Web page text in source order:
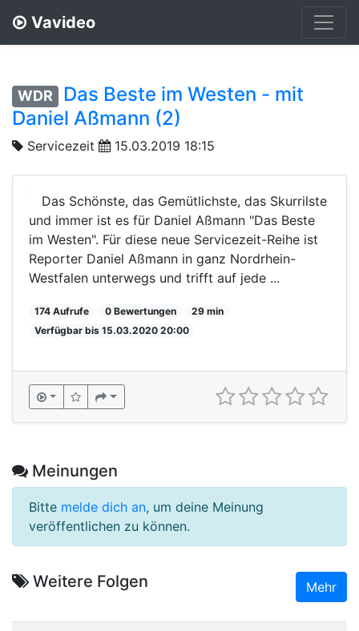
Vavideo
WDR
Das Beste im Westen - mit
Daniel Aßmann (2)
Servicezeit 15.03.2019 18:15
Das Schönste, das Gemütlichste, das Skurrilste
und immer ist es für Daniel Aßmann "Das Beste
im Westen". Für diese neue Servicezeit-Reihe ist
Reporter Daniel Aßmann in ganz Nordrhein-
Westfalen unterwegs und trifft auf jede ...
174 Aufrufe 0 Bewertungen
29 min
Verfügbar bis 15.03.2020 20:00
Meinungen
Bitte melde dich an, um deine Meinung
veröffentlichen zu können.
Weitere Folgen Mehr